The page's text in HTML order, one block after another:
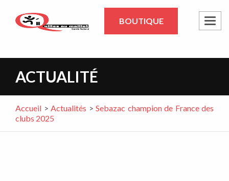
BOUTIQUE
ACTUALITÉ
Accueil > Actualités > Sebazac champion de France des
clubs 2025